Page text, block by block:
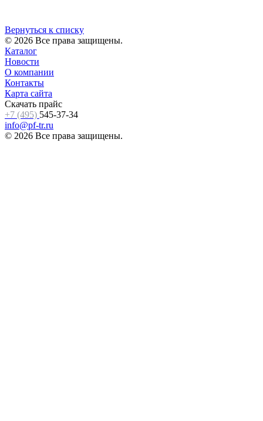
Вернуться к списку
© 2026 Все права защищены.
Каталог
Новости
О компании
Контакты
Карта сайта
Скачать прайс
+7 (495) 545-37-34
info@pf-tr.ru
© 2026 Все права защищены.